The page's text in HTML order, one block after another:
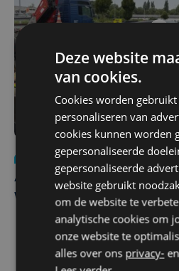
Nieuws
do 30 juli | 12:57
Autobestuurster rijdt na foutief
winkelgevel in Ieper
Deze website
van cookies.
Cookies worden
personaliseren van
cookies kunnen worden
gepersonaliseerde
gepersonaliseerde
website gebruikt
om de website te
analytische cookies om
onze website te
alles over ons privacy- en